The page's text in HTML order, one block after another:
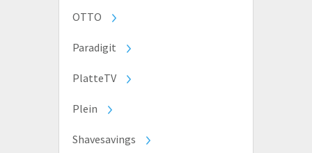
OTTO
Paradigit
PlatteTV
Plein
Shavesavings